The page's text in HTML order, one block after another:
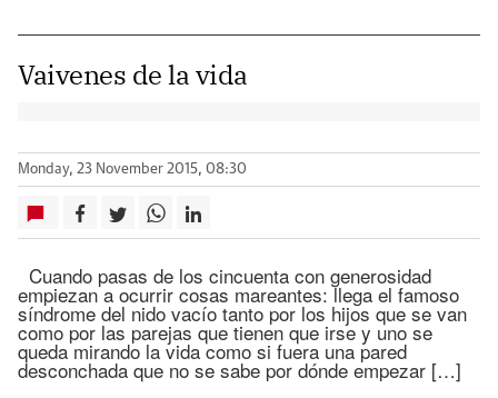
Vaivenes de la vida
Monday, 23 November 2015, 08:30
Cuando pasas de los cincuenta con generosidad
empiezan a ocurrir cosas mareantes: llega el famoso
síndrome del nido vacío tanto por los hijos que se van
como por las parejas que tienen que irse y uno se
queda mirando la vida como si fuera una pared
desconchada que no se sabe por dónde empezar […]